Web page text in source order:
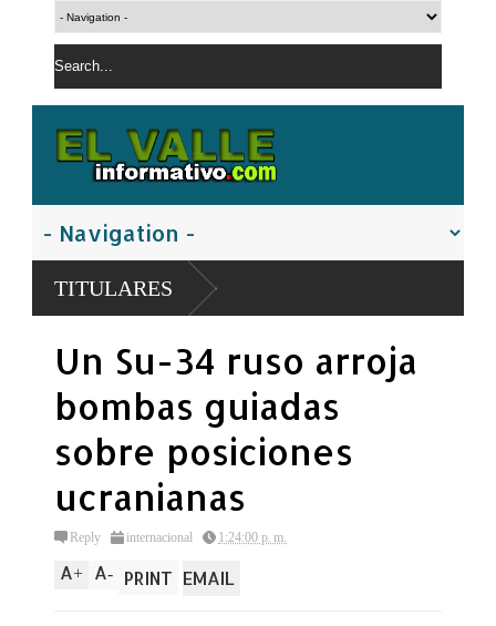
TITULARES
Un Su-34 ruso arroja
bombas guiadas
sobre posiciones
ucranianas
Reply internacional 1:24:00 p. m.
A+ A- PRINT EMAIL